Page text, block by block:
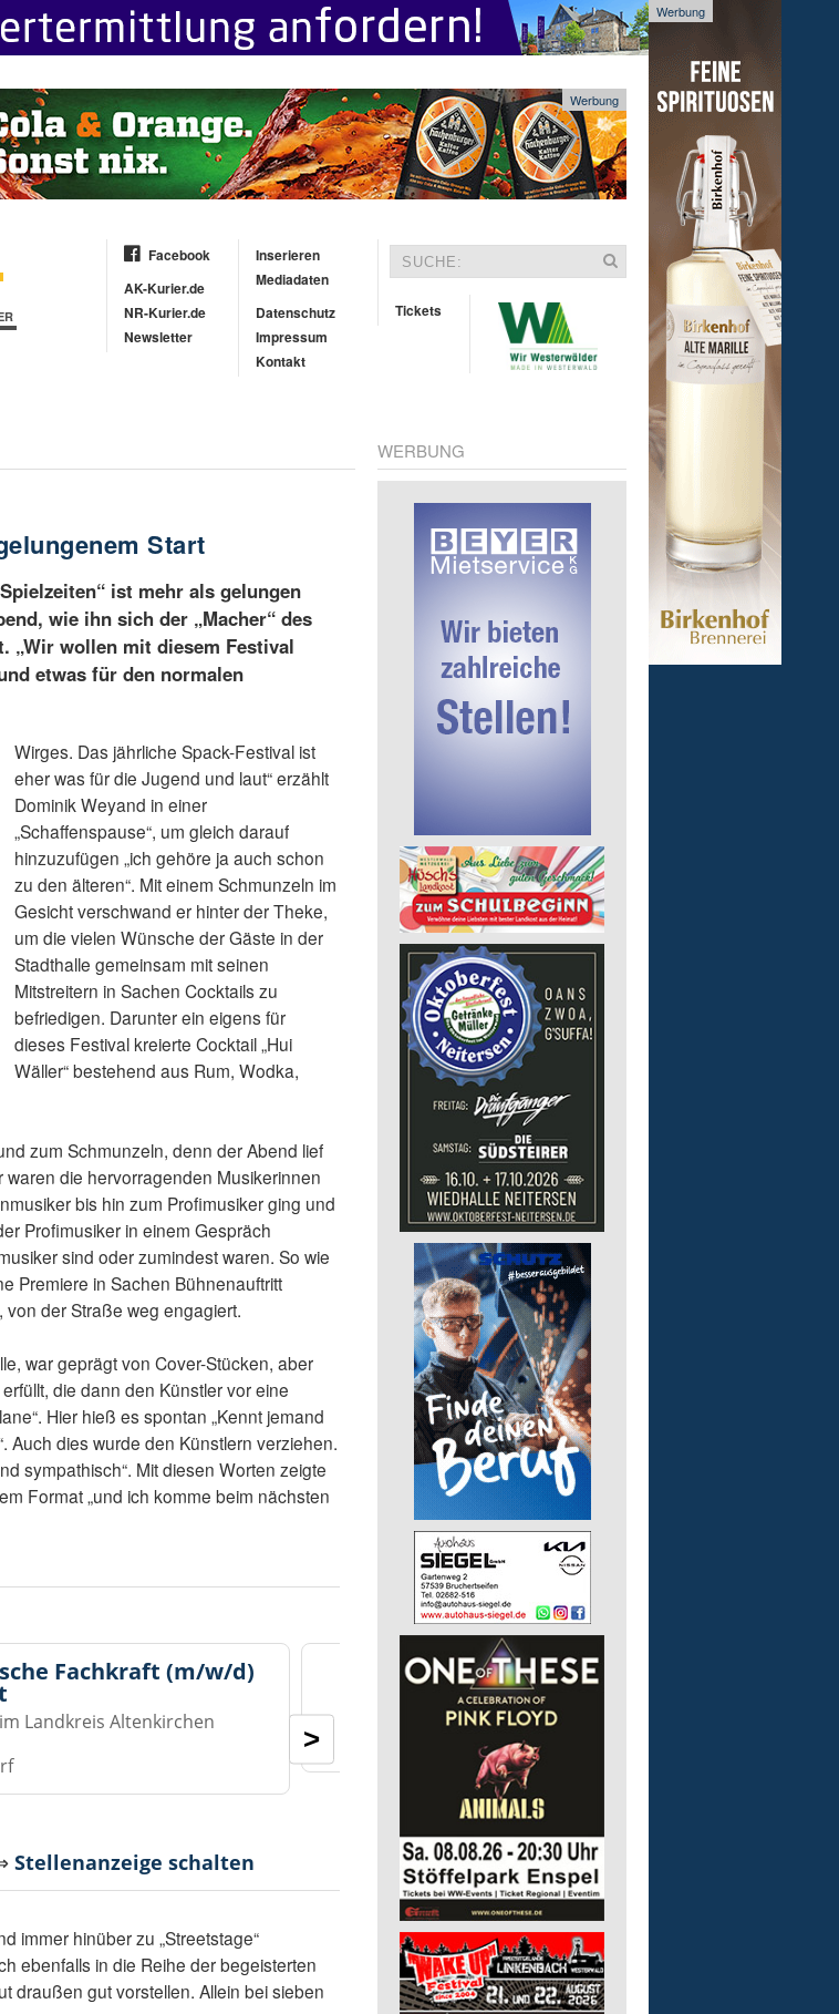
Werbung
Werbung
Facebook
AK-Kurier.de
NR-Kurier.de
Newsletter
Inserieren
Mediadaten
Datenschutz
Impressum
Kontakt
Tickets
Start
ist mehr als gelungen
wie ihn sich der „Macher“ des
„Wir wollen mit diesem Festival
etwas für den normalen
Wirges. Das jährliche Spack-Festival ist
eher was für die Jugend und laut“ erzählt
Dominik Weyand in einer
„Schaffenspause“, um gleich darauf
hinzuzufügen „ich gehöre ja auch schon
zu den älteren“. Mit einem Schmunzeln im
Gesicht verschwand er hinter der Theke,
um die vielen Wünsche der Gäste in der
Stadthalle gemeinsam mit seinen
Mitstreitern in Sachen Cocktails zu
befriedigen. Darunter ein eigens für
dieses Festival kreierte Cocktail „Hui
Wäller“ bestehend aus Rum, Wodka,
zum Schmunzeln, denn der Abend lief
die hervorragenden Musikerinnen
bis hin zum Profimusiker ging und
Profimusiker in einem Gespräch
sind oder zumindest waren. So wie
Premiere in Sachen Bühnenauftritt
der Straße weg engagiert.
war geprägt von Cover-Stücken, aber
die dann den Künstler vor eine
Hier hieß es spontan „Kennt jemand
Auch dies wurde den Künstlern verziehen.
sympathisch“. Mit diesen Worten zeigte
Format „und ich komme beim nächsten
Fachkraft (m/w/d)
Landkreis Altenkirchen
Finanz- und
(m/w/d)
>
Stellenanzeige schalten
immer hinüber zu „Streetstage“
ebenfalls in die Reihe der begeisterten
draußen gut vorstellen. Allein bei sieben
WERBUNG